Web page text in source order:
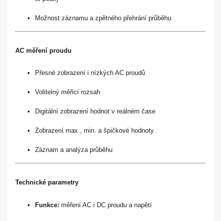
Možnost záznamu a zpětného přehrání průběhu
AC měření proudu
Přesné zobrazení i nízkých AC proudů
Volitelný měřicí rozsah
Digitální zobrazení hodnot v reálném čase
Zobrazení max., min. a špičkové hodnoty
Záznam a analýza průběhu
Technické parametry
Funkce: měření AC i DC proudu a napětí